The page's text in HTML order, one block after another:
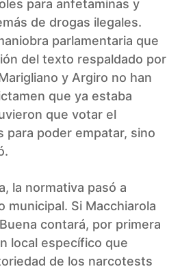
para anfetaminas y
de drogas ilegales.
parlamentaria que
del texto respaldado por
y Argiro no han
que ya estaba
que votar el
para poder empatar, sino
la normativa pasó a
municipal. Si Macchiarola
contará, por primera
local específico que
de los narcotests